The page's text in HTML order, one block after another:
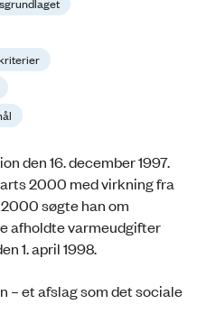
den 16. december 1997.
2000 med virkning fra
2000 søgte han om
afholdte varmeudgifter
1. april 1998.
– et afslag som det sociale